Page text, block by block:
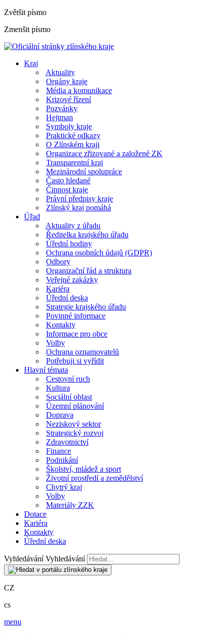
Zvětšit písmo
Zmenšit písmo
Kraj
Aktuality
Orgány kraje
Média a komunikace
Krizové řízení
Pozvánky
Hejtman
Symboly kraje
Praktické odkazy
O Zlínském kraji
Organizace zřizované a založené ZK
Transparentní kraj
Mezinárodní spolupráce
Často hledané
Činnost kraje
Právní předpisy kraje
Zlínský kraj pomáhá
Úřad
Aktuality z úřadu
Ředitelka krajského úřadu
Úřední hodiny
Ochrana osobních údajů (GDPR)
Odbory
Organizační řád a struktura
Veřejné zakázky
Kariéra
Úřední deska
Strategie krajského úřadu
Povinné informace
Kontakty
Informace pro obce
Volby
Ochrana oznamovatelů
Potřebuji si vyřídit
Hlavní témata
Cestovní ruch
Kultura
Sociální oblast
Územní plánování
Doprava
Neziskový sektor
Strategický rozvoj
Zdravotnictví
Finance
Podnikání
Školství, mládež a sport
Životní prostředí a zemědělství
Chytrý kraj
Volby
Materiály ZZK
Dotace
Kariéra
Kontakty
Úřední deska
Vyhledávání Vyhledávání
CZ
cs
menu